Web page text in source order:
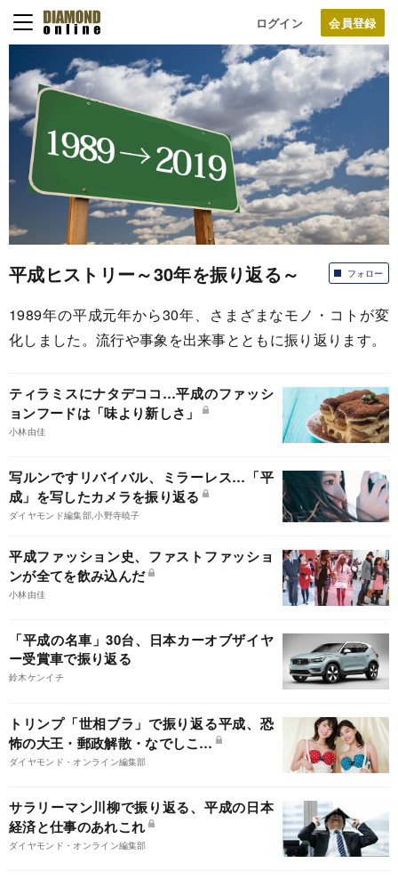
ログイン
フォロー
平成ヒストリー～30年を振り返る～
1989年の平成元年から30年、さまざまなモノ・コトが変
化しました。流行や事象を出来事とともに振り返ります。
ティラミスにナタデココ…平成のファッシ
ョンフードは「味より新しさ」
小林由佳
写ルンですリバイバル、ミラーレス…「平
成」を写したカメラを振り返る
ダイヤモンド編集部,小野寺暁子
平成ファッション史、ファストファッショ
ンが全てを飲み込んだ
小林由佳
「平成の名車」30台、日本カーオブザイヤ
ー受賞車で振り返る
鈴木ケンイチ
トリンプ「世相ブラ」で振り返る平成、恐
怖の大王・郵政解散・なでしこ…
ダイヤモンド・オンライン編集部
サラリーマン川柳で振り返る、平成の日本
経済と仕事のあれこれ
ダイヤモンド・オンライン編集部